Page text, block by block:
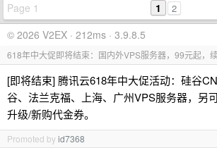
Page 1
1 2
© 2026 V2EX · 212ms · 3.9.8.5
618年中大促即将结束：国内外VPS服务器，99元起，
[即将结束] 腾讯云618年中大促活动：硅谷
谷、法兰克福、上海、广州VPS服务器，另
升级/新购代金券。
Promoted byid7368